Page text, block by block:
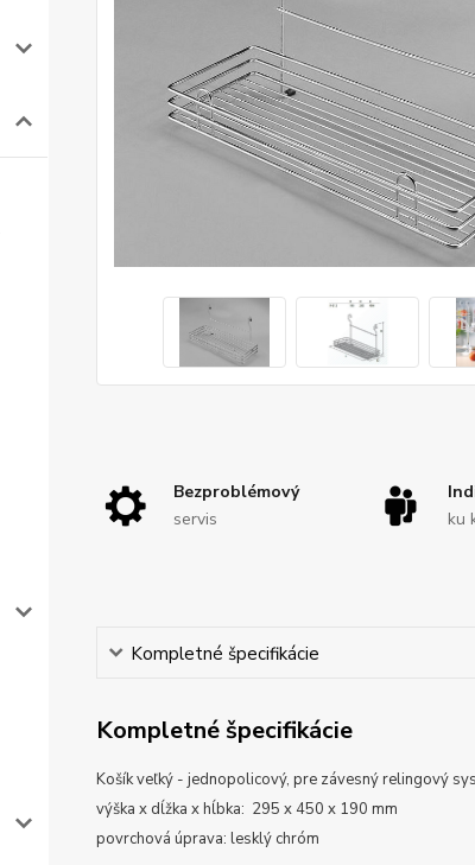
Bezproblémový
servis
ku
Kompletné špecifikácie
Kompletné špecifikácie
Košík veľký - jednopolicový, pre závesný relingový
výška x dĺžka x hĺbka: 295 x 450 x 190 mm
povrchová úprava: lesklý chróm